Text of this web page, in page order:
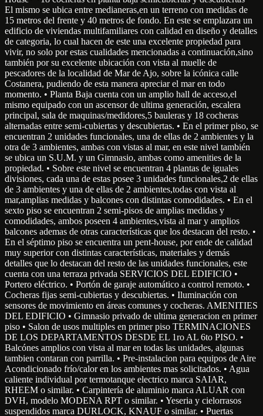
El mismo se ubica entre medianeras,en un terreno con medidas de
15 metros del frente y 40 metros de fondo. En este se emplazara un
edificio de viviendas multifamiliares con calidad en diseño y detalles
de categoria, lo cual hacen de este una excelente propiedad para
vivir, no solo por estas cualidades mencionadas a continuación,sino
también por su excelente ubicación con vista al muelle de
pescadores de la localidad de Mar de Ajo, sobre la icónica calle
Costanera, pudiendo de esta manera apreciar el mar en todo
momento. • Planta Baja cuenta con un amplio hall de acceso,el
mismo equipado con un ascensor de ultima generación, escalera
principal, sala de maquinas/medidores,5 bauleras y 18 cocheras
alternadas entre semi-cubiertas y descubiertas. • En el primer piso, se
encuentran 2 unidades funcionales, una de ellas de 2 ambientes y la
otra de 3 ambientes, ambas con vistas al mar, en este nivel también
se ubica un S.U.M. y un Gimnasio, ambas como amenities de la
propiedad. • Sobre este nivel se encuentran 4 plantas de iguales
divisiones, cada una de estas posee 3 unidades funcionales,2 de ellas
de 3 ambientes y una de ellas de 2 ambientes,todas con vista al
mar,amplias medidas y balcones con distintas comodidades. • En el
sexto piso se encuentran 2 semi-pisos de amplias medidas y
comodidades, ambos poseen 4 ambientes,vista al mar y amplios
balcones ademas de otras características que los destacan del resto. •
En el séptimo piso se encuentra un pent-house, por ende de calidad
muy superior con distintas características, materiales y demás
detalles que lo destacan del resto de las unidades funcionales, este
cuenta con una terraza privada SERVICIOS DEL EDIFICIO •
Portero eléctrico. • Portón de garaje automático a control remoto. •
Cocheras fijas semi-cubiertas y descubiertas. • Iluminación con
sensores de movimiento en áreas comunes y cocheras. AMENITIES
DEL EDIFICIO • Gimnasio privado de ultima generacion en primer
piso • Salon de usos multiples en primer piso TERMINACIONES
DE LOS DEPARTAMENTOS DESDE EL 1ro AL 6to PISO. •
Balcónes amplios con vista al mar en todas las unidades, algunas
tambien contaran con parrilla. • Pre-instalacion para equipos de Aire
Acondicionado frío/calor en los ambientes mas solicitados. • Agua
caliente individual por termotanque electrico marca SAIAR,
RHEEM o similar. • Carpintería de aluminio marca ALUAR con
DVH, modelo MODENA RPT o similar. • Yeseria y cielorrasos
suspendidos marca DURLOCK, KNAUF o similar. • Puertas